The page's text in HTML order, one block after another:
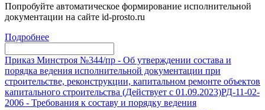
Попробуйте автоматическое формирование исполнительной
документации на сайте id-prosto.ru
Подробнее
Приказ Минстроя №344/пр - Об утверждении состава и
порядка ведения исполнительной документации при
строительстве, реконструкции, капитальном ремонте объектов
капитального строительства (Действует с 01.09.2023)РД-11-02-
2006 - Требования к составу и порядку ведения